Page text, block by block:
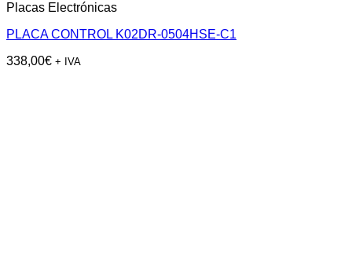
Placas Electrónicas
PLACA CONTROL K02DR-0504HSE-C1
338,00€ + IVA